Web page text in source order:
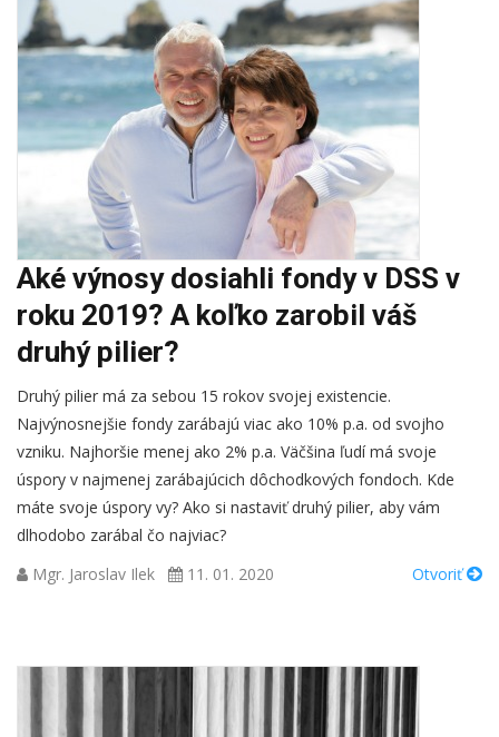
Aké výnosy dosiahli fondy v DSS v
roku 2019? A koľko zarobil váš
druhý pilier?
Druhý pilier má za sebou 15 rokov svojej existencie.
Najvýnosnejšie fondy zarábajú viac ako 10% p.a. od svojho
vzniku. Najhoršie menej ako 2% p.a. Väčšina ľudí má svoje
úspory v najmenej zarábajúcich dôchodkových fondoch. Kde
máte svoje úspory vy? Ako si nastaviť druhý pilier, aby vám
dlhodobo zarábal čo najviac?
Mgr. Jaroslav Ilek
11. 01. 2020 Otvoriť